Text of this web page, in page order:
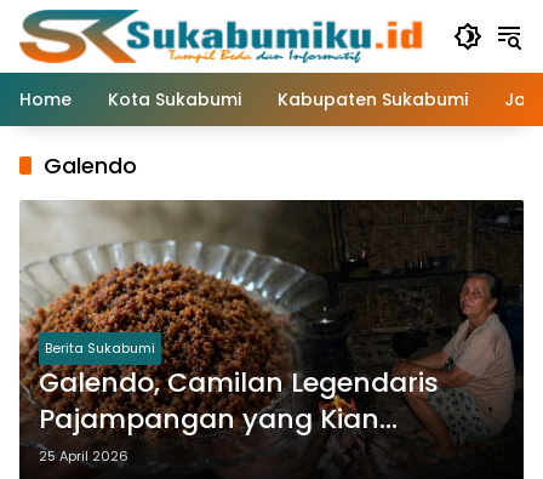
Langsung
konten
Home
Kota Sukabumi Kabupaten Sukabumi
Galendo
Berita Sukabumi
Galendo, Camilan Legendaris
Pajampangan yang Kian
Menghilang
25 April 2026